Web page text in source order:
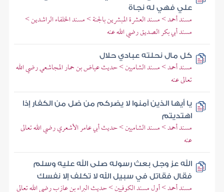
علي فهي له نجاة
مسند أحمد > مسند العشرة المبشرين بالجنة > مسند الخلفاء الراشدين >
مسند أبي بكر الصديق رضي الله عنه
كل مال نحلته عبادي حلال
مسند أحمد > مسند الشاميين > حديث عياض بن حمار المجاشعي رضي الله
تعالى عنه
يا أيها الذين آمنوا لا يضركم من ضل من الكفار إذا
اهتديتم
مسند أحمد > مسند الشاميين > حديث أبي عامر الأشعري رضي الله تعالى
عنه
الله عز وجل بعث رسوله صلى الله عليه وسلم
فقال فقاتل في سبيل الله لا تكلف إلا نفسك
مسند أحمد > أول مسند الكوفيين > حديث البراء بن عازب رضي الله تعالى